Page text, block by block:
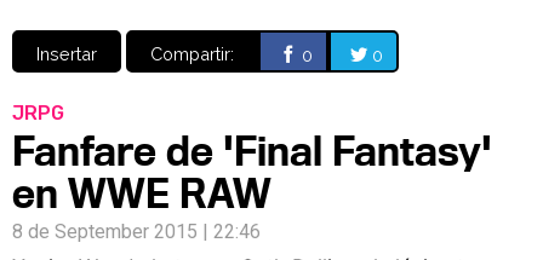
Insertar Compartir: 0 0
JRPG
Fanfare de 'Final Fantasy'
en WWE RAW
8 de September 2015 | 22:46